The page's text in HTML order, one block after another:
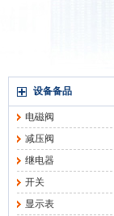
设备备品
电磁阀
减压阀
继电器
开关
显示表